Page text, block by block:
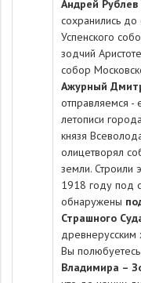
Андрей
сохранились до
Успенского
зодчий
собор
Ажурный
отправляемся
летописи
князя
олицетворял
земли. Строили
1918 году под
обнаружены
Страшного
Вы
Владимира –